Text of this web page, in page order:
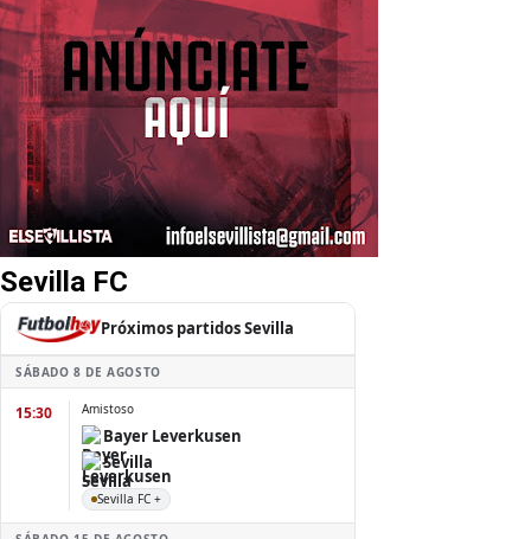
Sevilla FC